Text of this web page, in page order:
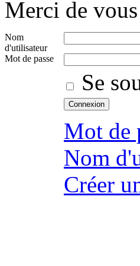
Merci de
Nom
d'utilisateur
Mot de passe
Se
Mot de
Nom
Créer